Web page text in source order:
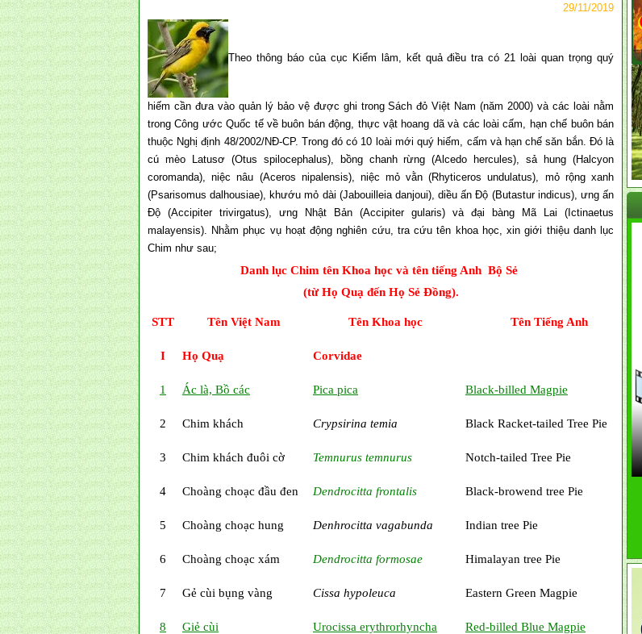
29/11/2019
Theo thông báo của cục Kiểm lâm, kết quả điều tra có 21 loài quan trọng quý
hiếm cần đưa vào quản lý bảo vệ được ghi trong Sách đỏ Việt Nam (năm 2000) và các loài nằm
trong Công ước Quốc tế về buôn bán động, thực vật hoang dã và các loài cấm, hạn chế buôn bán
thuộc Nghị định 48/2002/NĐ-CP. Trong đó có 10 loài mới quý hiếm, cấm và hạn chế săn bắn. Đó là
cú mèo Latusơ (Otus spilocephalus), bồng chanh rừng (Alcedo hercules), sả hung (Halcyon
coromanda), niệc nâu (Aceros nipalensis), niệc mỏ vằn (Rhyticeros undulatus), mỏ rộng xanh
(Psarisomus dalhousiae), khướu mỏ dài (Jabouilleia danjoui), diều ấn Độ (Butastur indicus), ưng ấn
Độ (Accipiter trivirgatus), ưng Nhật Bản (Accipiter gularis) và đại bàng Mã Lai (Ictinaetus
malayensis). Nhằm phục vụ hoạt động nghiên cứu, tra cứu tên khoa học, xin giới thiệu danh lục
Chim như sau;
Danh lục Chim tên Khoa học và tên tiếng Anh Bộ Sẻ
(từ Họ Quạ đến Họ Sẻ Đồng).
STT Tên Việt Nam Tên Khoa học Tên Tiếng Anh
I Họ Quạ Corvidae
1 Ác là, Bồ các Pica pica Black-billed Magpie
2 Chim khách Crypsirina temia Black Racket-tailed Tree Pie
3 Chim khách đuôi cờ Temnurus temnurus Notch-tailed Tree Pie
4 Choàng choạc đầu đen Dendrocitta frontalis Black-browend tree Pie
5 Choàng choạc hung Denhrocitta vagabunda Indian tree Pie
6 Choàng choạc xám Dendrocitta formosae Himalayan tree Pie
7 Gẻ cùi bụng vàng Cissa hypoleuca Eastern Green Magpie
8 Giẻ cùi Urocissa erythrorhyncha Red-billed Blue Magpie